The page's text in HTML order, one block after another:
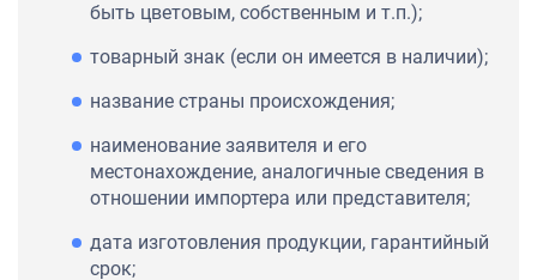
быть цветовым, собственным и т.п.);
товарный знак (если он имеется в наличии);
название страны происхождения;
наименование заявителя и его
местонахождение, аналогичные сведения в
отношении импортера или представителя;
дата изготовления продукции, гарантийный
срок;